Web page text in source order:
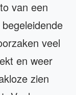
van een
veel
en weer
zien